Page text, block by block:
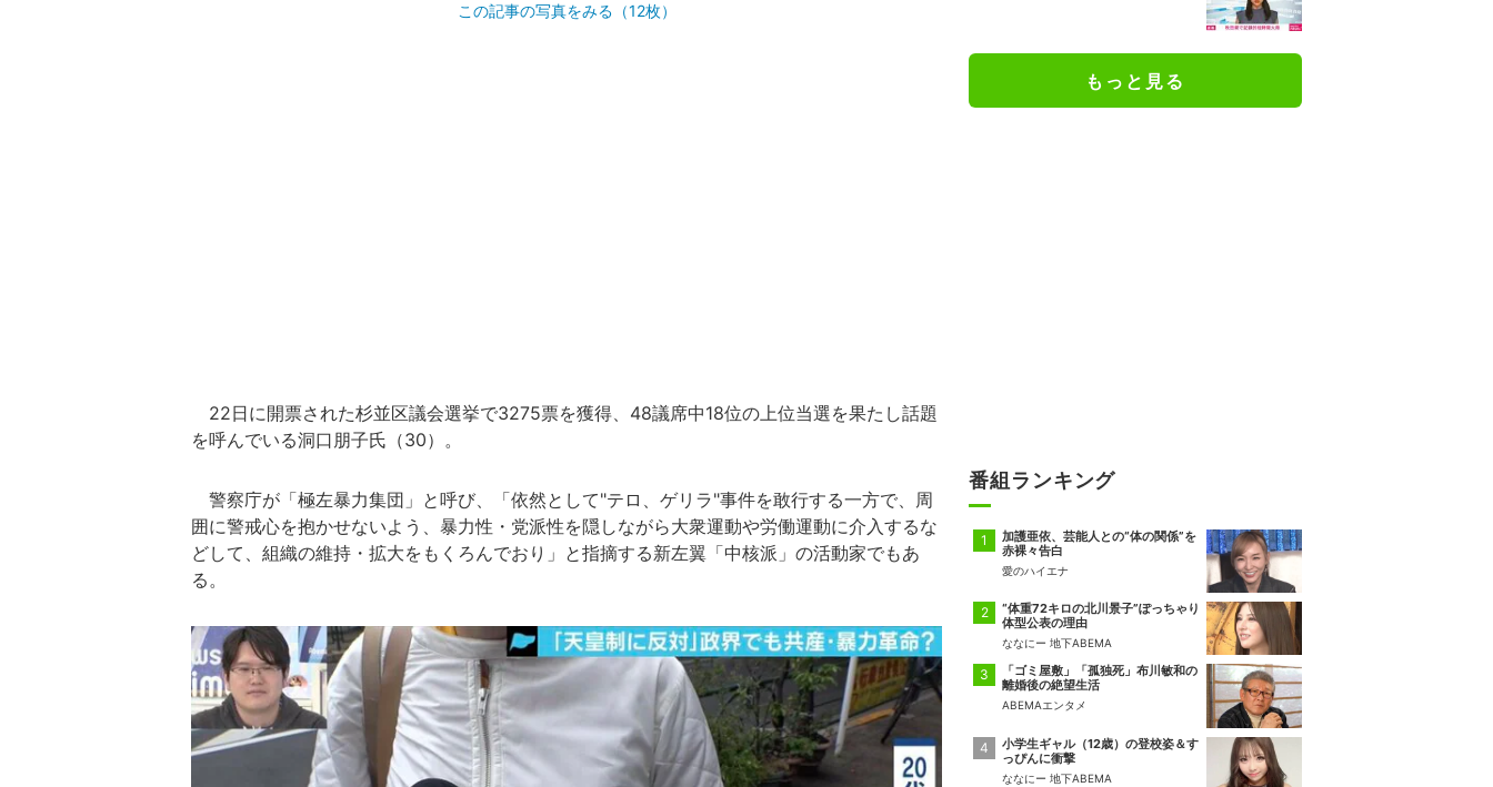
この記事の写真をみる（12枚）
22日に開票された杉並区議会選挙で3275票を獲得、48議席中18位の上位当選を果たし話題
を呼んでいる洞口朋子氏（30）。
警察庁が「極左暴力集団」と呼び、「依然として"テロ、ゲリラ"事件を敢行する一方で、周
囲に警戒心を抱かせないよう、暴力性・党派性を隠しながら大衆運動や労働運動に介入するな
どして、組織の維持・拡大をもくろんでおり」と指摘する新左翼「中核派」の活動家でもあ
る。
もっと見る
番組ランキング
加護亜依、芸能人との“体の関係”を
赤裸々告白
愛のハイエナ
“体重72キロの北川景子”ぽっちゃり
体型公表の理由
ななにー 地下ABEMA
「ゴミ屋敷」「孤独死」布川敏和の
離婚後の絶望生活
ABEMAエンタメ
小学生ギャル（12歳）の登校姿＆す
っぴんに衝撃
ななにー 地下ABEMA